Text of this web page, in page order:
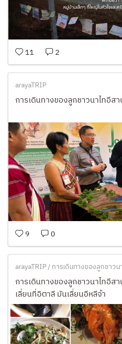
11 2
arayaTRIP
9 0
arayaTRIP / การเดินทางของลูกชาวน
การเดินทางของลูกชาวนาไทอีส
เลี่ยนที่อิตาลี มันเลี่ยนอีหลีจ้า